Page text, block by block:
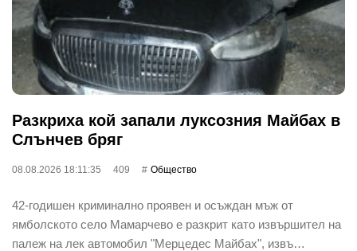
Разкриха кой запали луксозния Майбах в
Слънчев бряг
08.08.2026 18:11:35 409 Общество
42-годишен криминално проявен и осъждан мъж от
ямболското село Мамарчево е разкрит като извършител на
палеж на лек автомобил "Мерцедес Майбах", извъ…